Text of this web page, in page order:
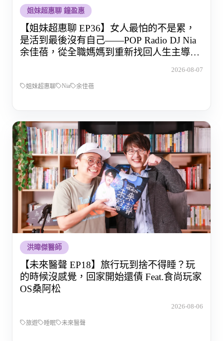
姐妹超惠聊 鐘盈惠
【姐妹超惠聊 EP36】女人最怕的不是累，
是活到最後沒有自己——POP Radio DJ Nia
余佳蓓，從全職媽媽到重新找回人生主導權
2026-08-07
姐妹超惠聊 Nia 余佳蓓
洪暐傑醫師
【未來醫聲 EP18】旅行玩到捨不得睡？玩
的時候沒感覺，回家開始還債 Feat.食尚玩家
OS桑阿松
2026-08-06
旅遊 睡眠 未來醫聲